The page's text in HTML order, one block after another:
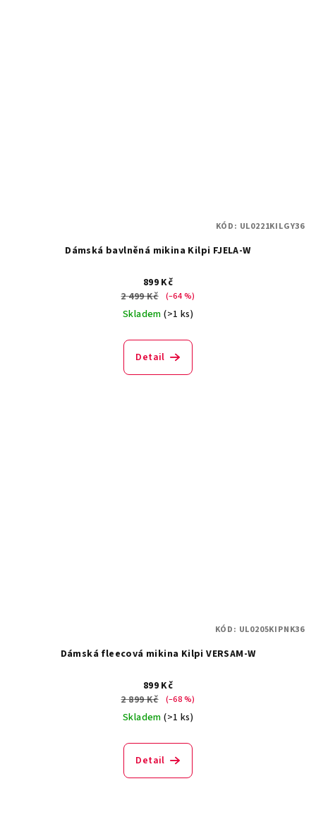
Dámská bavlněná mikina Kilpi FJELA-W
899 Kč
2 499 Kč
(–64 %)
Skladem(>1 ks)
Detail
KÓD: UL0221KILGY36
Dámská fleecová mikina Kilpi VERSAM-W
899 Kč
2 899 Kč
(–68 %)
Skladem(>1 ks)
Detail
KÓD: UL0205KIPNK36